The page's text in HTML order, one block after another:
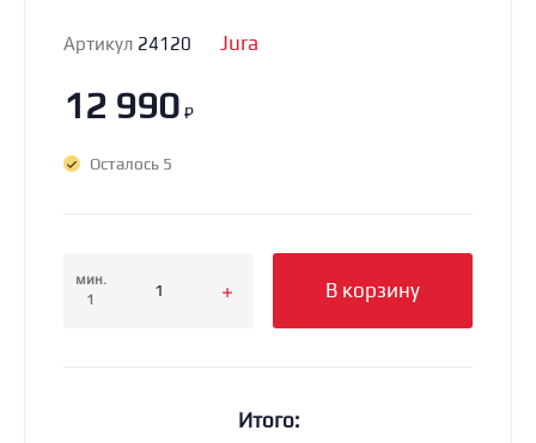
Артикул 24120 Jura
12 990 ₽
Осталось 5
мин.
1
В корзину
Итого: